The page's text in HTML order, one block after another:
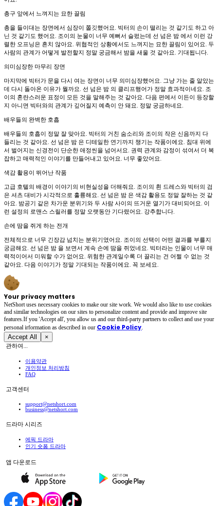
총구 앞에서 느껴지는 묘한 끌림
총을 들이대는 장면에서 심장이 쫄깃했어요. 빅터의 손이 떨리는 것 같기도 하고 아
닌 것 같기도 했어요. 조이의 눈물이 너무 예뻐서 슬펐는데 선 넘은 밤 에서 이런 강
렬한 오프닝은 흔치 않아요. 위협적인 상황에서도 느껴지는 묘한 끌림이 있어요. 두
사람의 관계가 어떻게 발전할지 정말 궁금해서 밤을 새울 것 같아요. 기대됩니다.
의미심장한 마무리 장면
마지막에 빅터가 문을 다시 여는 장면이 너무 의미심장했어요. 그냥 가는 줄 알았는
데 다시 돌아온 이유가 뭘까요. 선 넘은 밤 의 클리프행어가 정말 효과적이네요. 조
이의 혼란스러운 표정이 모든 것을 말해주는 것 같아요. 다음 편에서 이든이 등장할
지 아니면 빅터와의 관계가 깊어질지 예측이 안 돼요. 정말 궁금하네요.
배우들의 완벽한 호흡
배우들의 호흡이 정말 잘 맞아요. 빅터의 거친 숨소리와 조이의 작은 신음까지 다
들리는 것 같아요. 선 넘은 밤 은 디테일한 연기까지 챙기는 작품이에요. 침대 위에
서 벌어지는 신경전이 단순한 애정씬을 넘어서요. 권력 관계와 감정이 섞여서 더 복
잡하고 매력적인 이야기를 만들어내고 있어요. 너무 좋았어요.
색감 활용이 뛰어난 작품
고급 호텔의 배경이 이야기의 비현실성을 더해줘요. 조이의 흰 드레스와 빅터의 검
은 셔츠 대비가 시각적으로 훌륭해요. 선 넘은 밤 은 색감 활용도 정말 잘하는 것 같
아요. 밤공기 같은 차가운 분위기와 두 사람 사이의 뜨거운 열기가 대비되어요. 이
런 설정의 로맨스 스릴러를 정말 오랫동안 기다렸어요. 강추합니다.
손에 땀을 쥐게 하는 전개
전체적으로 너무 긴장감 넘치는 분위기였어요. 조이의 선택이 어떤 결과를 부를지
궁금해요. 선 넘은 밤 을 보면서 계속 손에 땀을 쥐었네요. 빅터라는 인물이 너무 매
력적이어서 미워할 수가 없어요. 위험한 관계일수록 더 끌리는 건 어쩔 수 없는 것
같아요. 다음 이야기가 정말 기대되는 작품이에요. 꼭 보세요.
Your privacy matters
NetShort uses necessary cookies to make our site work. We would also like to use cookies
and similar technologies on our sites to personalize content and provide and improve site
features.If you 'Accept all', you allow us and our third-party partners to collect and use your
personal irformation as described in our Cookie Policy.
Accept All ×
관하여...
이용약관
개인정보 처리방침
FAQ
고객센터
support@netshort.com
business@netshort.com
드라마 시리즈
에픽 드라마
인기 숏폼 드라마
앱 다운로드